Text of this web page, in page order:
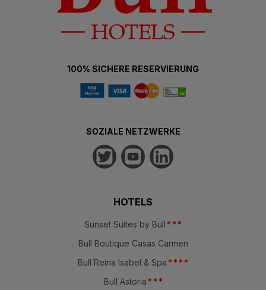
100% SICHERE RESERVIERUNG
SOZIALE NETZWERKE
HOTELS
Sunset Suites by Bull * * *
Bull Boutique Casas Carmen
Bull Reina Isabel & Spa * * * *
Bull Astoria * * *